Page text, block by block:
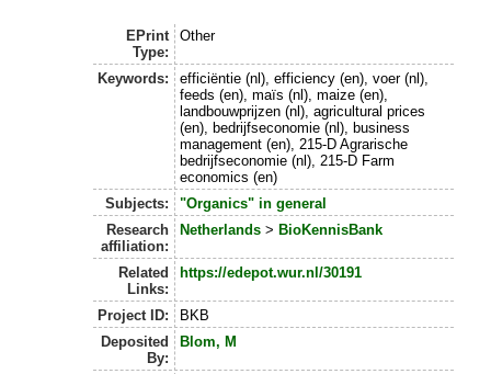
EPrint
Type:
Other
Keywords:
efficiëntie (nl), efficiency (en), voer (nl),
feeds (en), maïs (nl), maize (en),
landbouwprijzen (nl), agricultural prices
(en), bedrijfseconomie (nl), business
management (en), 215-D Agrarische
bedrijfseconomie (nl), 215-D Farm
economics (en)
Subjects:
"Organics" in general
Research
affiliation:
Netherlands> BioKennisBank
Related
Links:
https://edepot.wur.nl/30191
Project ID:
BKB
Deposited
By:
Blom, M